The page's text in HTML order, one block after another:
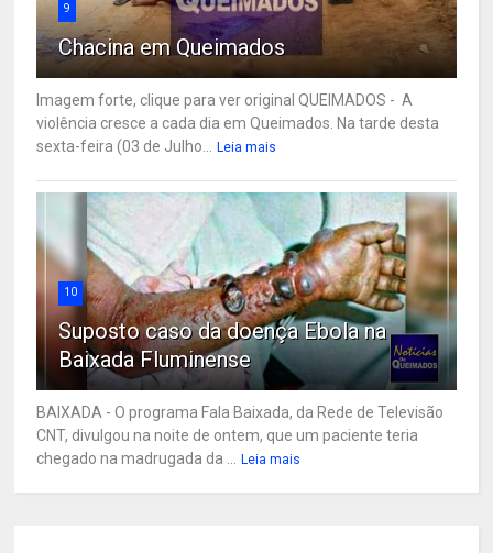
9
Chacina em Queimados
Imagem forte, clique para ver original QUEIMADOS - A
violência cresce a cada dia em Queimados. Na tarde desta
sexta-feira (03 de Julho...
Leia mais
10
Suposto caso da doença Ebola na
Baixada Fluminense
BAIXADA - O programa Fala Baixada, da Rede de Televisão
CNT, divulgou na noite de ontem, que um paciente teria
chegado na madrugada da ...
Leia mais